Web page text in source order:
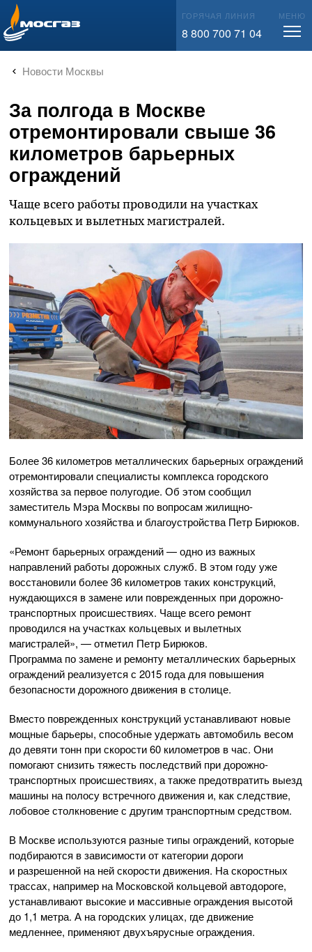
info@mos-gaz.ru ГОРЯЧАЯ ЛИНИЯ
8 800 700 71 04
МЕНЮ
Новости Москвы
За полгода в Москве
отремонтировали свыше 36
километров барьерных
ограждений
Чаще всего работы проводили на участках
кольцевых и вылетных магистралей.
Более 36 километров металлических барьерных ограждений
отремонтировали специалисты комплекса городского
хозяйства за первое полугодие. Об этом сообщил
заместитель Мэра Москвы по вопросам жилищно-
коммунального хозяйства и благоустройства Петр Бирюков.
«Ремонт барьерных ограждений — одно из важных
направлений работы дорожных служб. В этом году уже
восстановили более 36 километров таких конструкций,
нуждающихся в замене или поврежденных при дорожно-
транспортных происшествиях. Чаще всего ремонт
проводился на участках кольцевых и вылетных
магистралей», — отметил Петр Бирюков.
Программа по замене и ремонту металлических барьерных
ограждений реализуется с 2015 года для повышения
безопасности дорожного движения в столице.
Вместо поврежденных конструкций устанавливают новые
мощные барьеры, способные удержать автомобиль весом
до девяти тонн при скорости 60 километров в час. Они
помогают снизить тяжесть последствий при дорожно-
транспортных происшествиях, а также предотвратить выезд
машины на полосу встречного движения и, как следствие,
лобовое столкновение с другим транспортным средством.
В Москве используются разные типы ограждений, которые
подбираются в зависимости от категории дороги
и разрешенной на ней скорости движения. На скоростных
трассах, например на Московской кольцевой автодороге,
устанавливают высокие и массивные ограждения высотой
до 1,1 метра. А на городских улицах, где движение
медленнее, применяют двухъярусные ограждения.